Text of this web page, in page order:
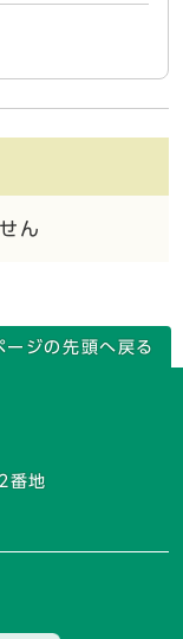
ん
ージの先頭へ戻る
番地